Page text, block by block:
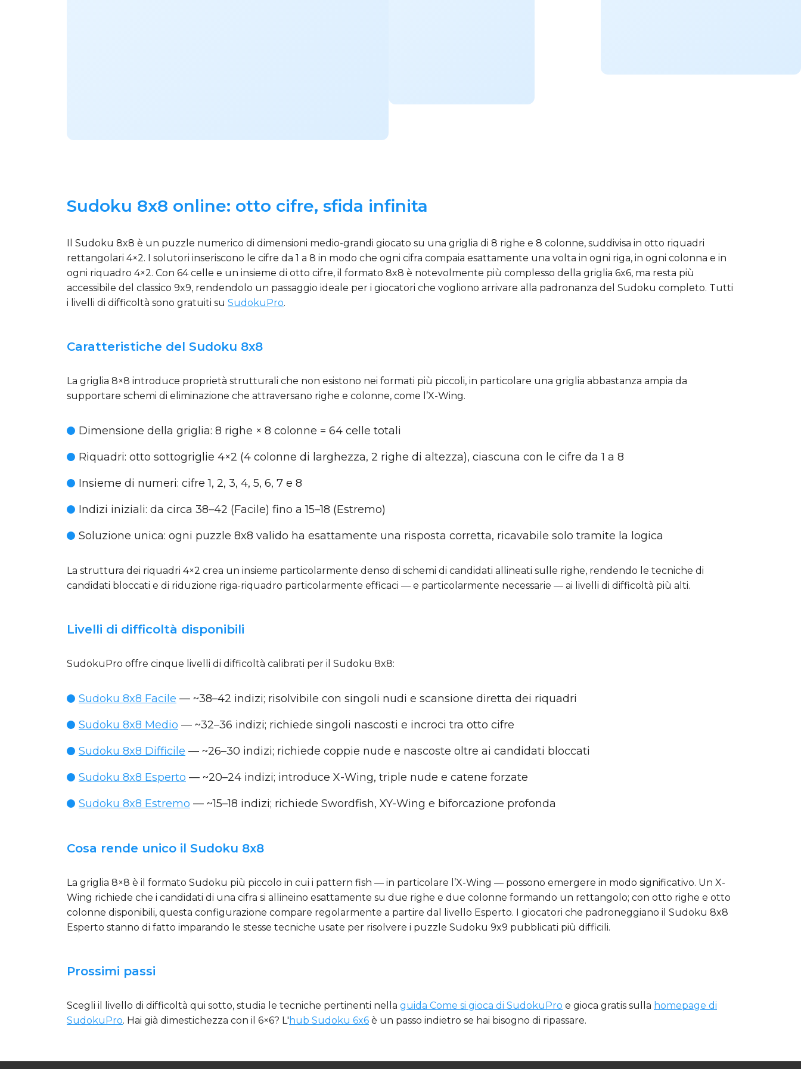
Sudoku 8x8 online: otto cifre, sfida infinita
Il Sudoku 8x8 è un puzzle numerico di dimensioni medio-grandi giocato su una griglia di 8 righe e 8 colonne, suddivisa in otto riquadri
rettangolari 4×2. I solutori inseriscono le cifre da 1 a 8 in modo che ogni cifra compaia esattamente una volta in ogni riga, in ogni colonna e in
ogni riquadro 4×2. Con 64 celle e un insieme di otto cifre, il formato 8x8 è notevolmente più complesso della griglia 6x6, ma resta più
accessibile del classico 9x9, rendendolo un passaggio ideale per i giocatori che vogliono arrivare alla padronanza del Sudoku completo. Tutti
i livelli di difficoltà sono gratuiti su SudokuPro.
Caratteristiche del Sudoku 8x8
La griglia 8×8 introduce proprietà strutturali che non esistono nei formati più piccoli, in particolare una griglia abbastanza ampia da
supportare schemi di eliminazione che attraversano righe e colonne, come l’X-Wing.
Dimensione della griglia: 8 righe × 8 colonne = 64 celle totali
Riquadri: otto sottogriglie 4×2 (4 colonne di larghezza, 2 righe di altezza), ciascuna con le cifre da 1 a 8
Insieme di numeri: cifre 1, 2, 3, 4, 5, 6, 7 e 8
Indizi iniziali: da circa 38–42 (Facile) fino a 15–18 (Estremo)
Soluzione unica: ogni puzzle 8x8 valido ha esattamente una risposta corretta, ricavabile solo tramite la logica
La struttura dei riquadri 4×2 crea un insieme particolarmente denso di schemi di candidati allineati sulle righe, rendendo le tecniche di
candidati bloccati e di riduzione riga-riquadro particolarmente efficaci — e particolarmente necessarie — ai livelli di difficoltà più alti.
Livelli di difficoltà disponibili
SudokuPro offre cinque livelli di difficoltà calibrati per il Sudoku 8x8:
Sudoku 8x8 Facile — ~38–42 indizi; risolvibile con singoli nudi e scansione diretta dei riquadri
Sudoku 8x8 Medio — ~32–36 indizi; richiede singoli nascosti e incroci tra otto cifre
Sudoku 8x8 Difficile — ~26–30 indizi; richiede coppie nude e nascoste oltre ai candidati bloccati
Sudoku 8x8 Esperto — ~20–24 indizi; introduce X-Wing, triple nude e catene forzate
Sudoku 8x8 Estremo — ~15–18 indizi; richiede Swordfish, XY-Wing e biforcazione profonda
Cosa rende unico il Sudoku 8x8
La griglia 8×8 è il formato Sudoku più piccolo in cui i pattern fish — in particolare l’X-Wing — possono emergere in modo significativo. Un X-
Wing richiede che i candidati di una cifra si allineino esattamente su due righe e due colonne formando un rettangolo; con otto righe e otto
colonne disponibili, questa configurazione compare regolarmente a partire dal livello Esperto. I giocatori che padroneggiano il Sudoku 8x8
Esperto stanno di fatto imparando le stesse tecniche usate per risolvere i puzzle Sudoku 9x9 pubblicati più difficili.
Prossimi passi
Scegli il livello di difficoltà qui sotto, studia le tecniche pertinenti nella guida Come si gioca di SudokuPro e gioca gratis sulla homepage di
SudokuPro. Hai già dimestichezza con il 6×6? L' hub Sudoku 6x6 è un passo indietro se hai bisogno di ripassare.